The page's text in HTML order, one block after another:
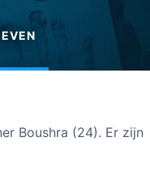
Boushra (24). Er zijn